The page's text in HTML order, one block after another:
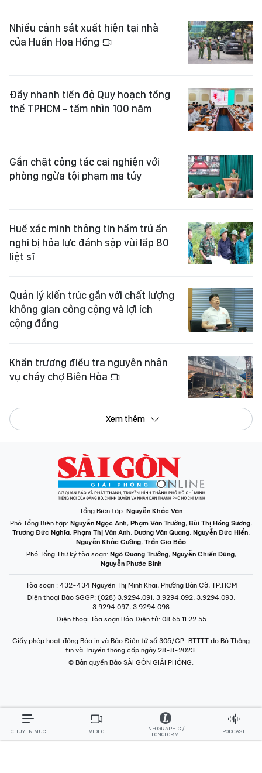
Nhiều cảnh sát xuất hiện tại nhà
của Huấn Hoa Hồng
Đẩy nhanh tiến độ Quy hoạch tổng
thể TPHCM - tầm nhìn 100 năm
Gắn chặt công tác cai nghiện với
phòng ngừa tội phạm ma túy
Huế xác minh thông tin hầm trú ẩn
nghi bị hỏa lực đánh sập vùi lấp 80
liệt sĩ
Quản lý kiến trúc gắn với chất lượng
không gian công cộng và lợi ích
cộng đồng
Khẩn trương điều tra nguyên nhân
vụ cháy chợ Biên Hòa
Xem thêm
Tổng Biên tập: Nguyễn Khắc Văn
Phó Tổng Biên tập: Nguyễn Ngọc Anh, Phạm Văn Trường, Bùi Thị Hồng Sương,
Trương Đức Nghĩa, Phạm Thị Vân Anh, Dương Văn Quang, Nguyễn Đức Hiển,
Nguyễn Khắc Cường, Trần Gia Bảo
Phó Tổng Thư ký tòa soạn: Ngô Quang Trưởng, Nguyễn Chiến Dũng,
Nguyễn Phước Bình
Tòa soạn : 432-434 Nguyễn Thị Minh Khai, Phường Bàn Cờ, TP.HCM
Điện thoại Báo SGGP: (028) 3.9294.091, 3.9294.092, 3.9294.093,
3.9294.097, 3.9294.098
Điện thoại Tòa soạn Báo Điện tử: 08 65 11 22 55
Giấy phép hoạt động Báo in và Báo Điện tử số 305/GP-BTTTT do Bộ Thông
tin và Truyền thông cấp ngày 28-8-2023.
© Bản quyền Báo SÀI GÒN GIẢI PHÓNG.
CHUYÊN MỤC VIDEO
INFOGRAPHIC /
LONGFORM
PODCAST